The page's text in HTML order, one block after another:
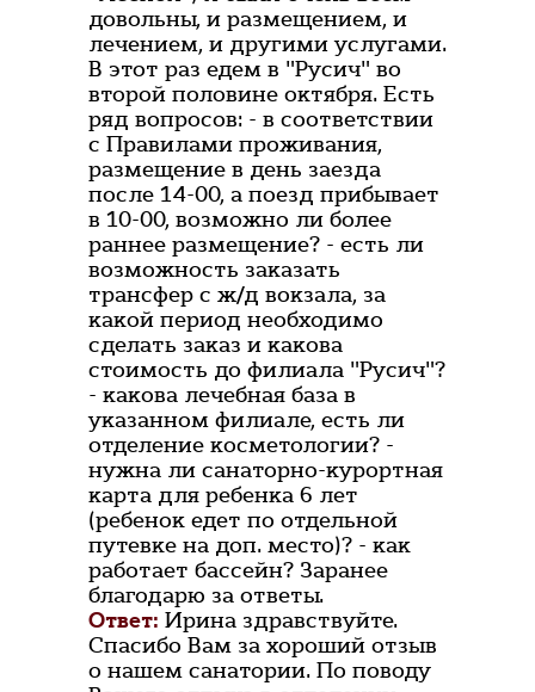
довольны, и размещением, и
лечением, и другими услугами.
В этот раз едем в "Русич" во
второй половине октября. Есть
ряд вопросов: - в соответствии
с Правилами проживания,
размещение в день заезда
после 14-00, а поезд прибывает
в 10-00, возможно ли более
раннее размещение? - есть ли
возможность заказать
трансфер с ж/д вокзала, за
какой период необходимо
сделать заказ и какова
стоимость до филиала "Русич"?
- какова лечебная база в
указанном филиале, есть ли
отделение косметологии? -
нужна ли санаторно-курортная
карта для ребенка 6 лет
(ребенок едет по отдельной
путевке на доп. место)? - как
работает бассейн? Заранее
благодарю за ответы.
Ответ: Ирина здравствуйте.
Спасибо Вам за хороший отзыв
о нашем санатории. По поводу